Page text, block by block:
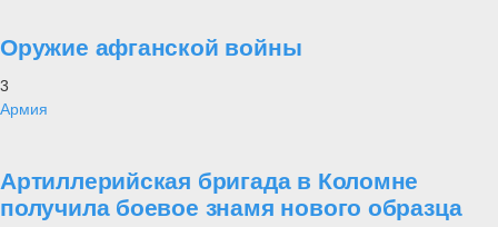
Оружие афганской войны
3
Армия
Артиллерийская бригада в Коломне
получила боевое знамя нового образца